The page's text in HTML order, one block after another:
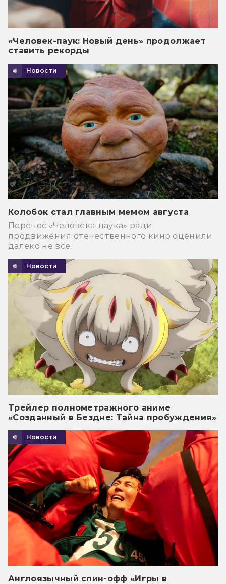
«Человек-паук: Новый день» продолжает
ставить рекорды
Новости
Колобок стал главным мемом августа
Перенос «Человека-паука» ради
продвижения отечественного кино оценили
далеко не все.
Новости
Трейлер полнометражного аниме
«Созданный в Бездне: Тайна пробуждения»
Новости
Англоязычный спин-офф «Игры в